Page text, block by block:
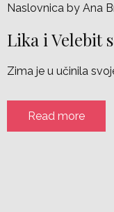
Naslovnica by Ana
Lika i Velebit
Zima je u učinila
Read more